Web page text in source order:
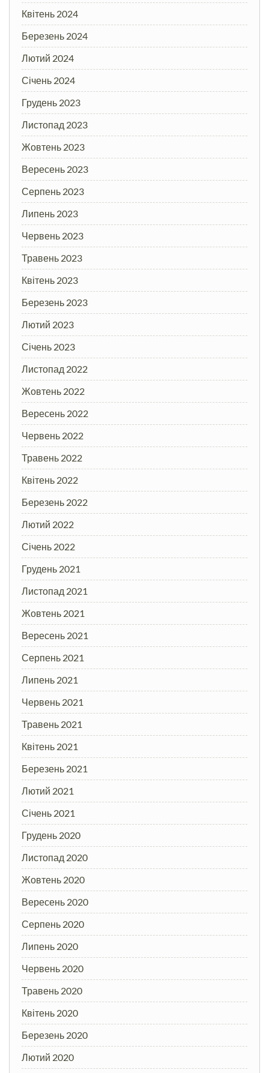
Квітень 2024
Березень 2024
Лютий 2024
Січень 2024
Грудень 2023
Листопад 2023
Жовтень 2023
Вересень 2023
Серпень 2023
Липень 2023
Червень 2023
Травень 2023
Квітень 2023
Березень 2023
Лютий 2023
Січень 2023
Листопад 2022
Жовтень 2022
Вересень 2022
Червень 2022
Травень 2022
Квітень 2022
Березень 2022
Лютий 2022
Січень 2022
Грудень 2021
Листопад 2021
Жовтень 2021
Вересень 2021
Серпень 2021
Липень 2021
Червень 2021
Травень 2021
Квітень 2021
Березень 2021
Лютий 2021
Січень 2021
Грудень 2020
Листопад 2020
Жовтень 2020
Вересень 2020
Серпень 2020
Липень 2020
Червень 2020
Травень 2020
Квітень 2020
Березень 2020
Лютий 2020